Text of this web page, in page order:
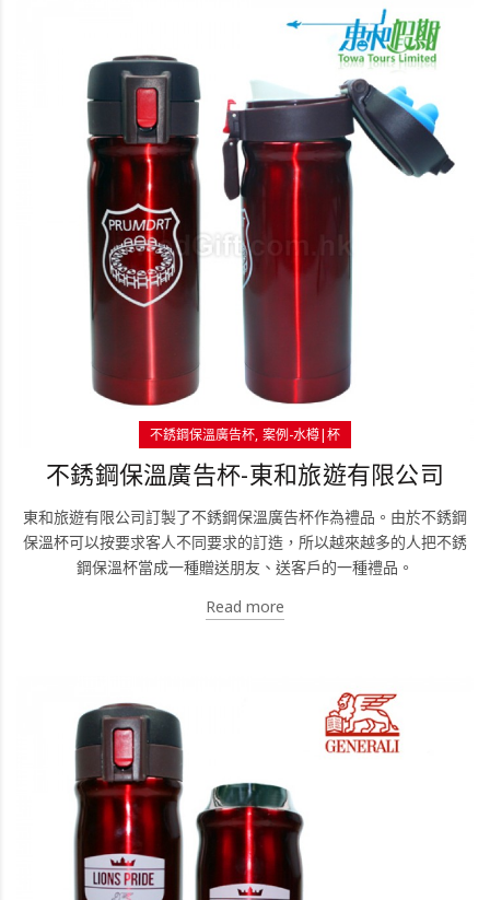
不銹鋼保溫廣告杯 案例-水樽|杯
不銹鋼保溫廣告杯-東和旅遊有限公司
東和旅遊有限公司訂製了不銹鋼保溫廣告杯作為禮品。由於不銹鋼
保溫杯可以按要求客人不同要求的訂造，所以越來越多的人把不銹
鋼保溫杯當成一種贈送朋友、送客戶的一種禮品。
Read more